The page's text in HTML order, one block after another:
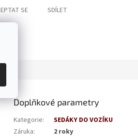
SE SDÍLET
Doplňkové parametry
Kategorie:
SEDÁKY DO VOZÍKU
Záruka: 2 roky